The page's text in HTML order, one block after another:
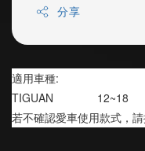
分享
適用車種:
TIGUAN              12~18
若不確認愛車使用款式，